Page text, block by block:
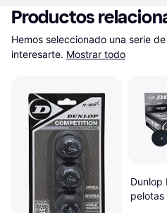
Productos
Hemos seleccionado una serie
interesarte. Mostrar todo
Dunlop
pelotas